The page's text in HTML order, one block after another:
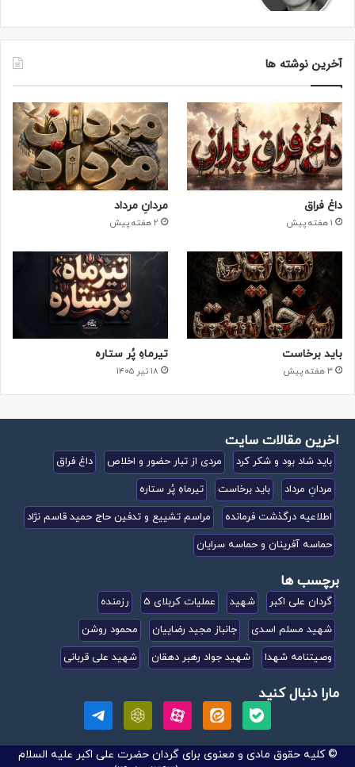
آخرین نوشته ها
داغ فراق
1 هفته پیش
مردانِ مرداد
2 هفته پیش
باید برخاست
3 هفته پیش
تیرماهِ پُر ستاره
۱۸ تیر ۱۴۰۵
اخرین مقالات سایت
باید شاد بود و شکر کرد مردی از تبار حضور و اخلاص
داغ فراق
مردانِ مرداد
باید برخاست
تیرماهِ پُر ستاره
اطلاعیه درگذشت فرمانده
مراسم تشییع و تدفین حاج حمید قاسم نژاد
حماسه آفرینان و حماسه سرایان
برچسب ها
گردان علی اکبر شهید عملیات کربلای 5
رزمنده
شهید مسلم اسدی
جانباز مجید رضاییان
محمود روشن
وصیتنامه شهدا
شهید جواد رهبر دهقان شهید علی قربانی
مارا دنبال کنید
© کلیه حقوق مادی و معنوی برای گردان حضرت علی اکبر علیه السلام